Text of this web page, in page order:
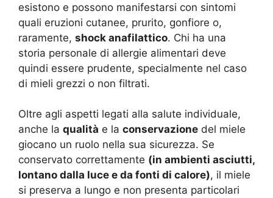
esistono e possono manifestarsi con sintomi
quali eruzioni cutanee, prurito, gonfiore o,
raramente, shock anafilattico. Chi ha una
storia personale di allergie alimentari deve
quindi essere prudente, specialmente nel caso
di mieli grezzi o non filtrati.
Oltre agli aspetti legati alla salute individuale,
anche la qualità e la conservazione del miele
giocano un ruolo nella sua sicurezza. Se
conservato correttamente (in ambienti asciutti,
lontano dalla luce e da fonti di calore), il miele
si preserva a lungo e non presenta particolari